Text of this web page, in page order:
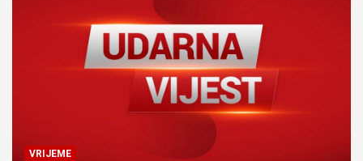
VRIJEME